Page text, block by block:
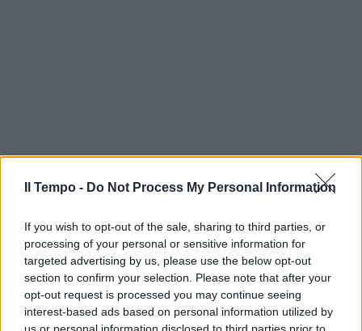
Il Tempo - Do Not Process My Personal Information
If you wish to opt-out of the sale, sharing to third parties, or
processing of your personal or sensitive information for
targeted advertising by us, please use the below opt-out
section to confirm your selection. Please note that after your
opt-out request is processed you may continue seeing
interest-based ads based on personal information utilized by